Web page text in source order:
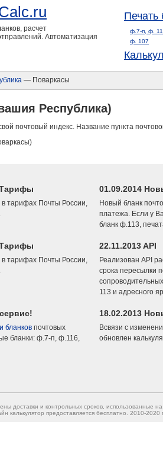
расчет
Автоматизация
Печать
ф.7-п, ф.
ф. 107
— Поваркасы
Республика)
почтовый индекс. Название пункта
тарифах Почты России,
01.09.2014
Новый бланк
платежа. Если у
бланк ф.113,
тарифах Почты России,
22.11.2013 API
Реализован API
срока пересылки
113 и адресного
бланков почтовых
бланки: ф.7-п, ф.116,
18.02.2013
Всвязи с
обновлен
доставки и контрольных сроков, использованные
калькулятор предоставляется бесплатно. 2010-2020